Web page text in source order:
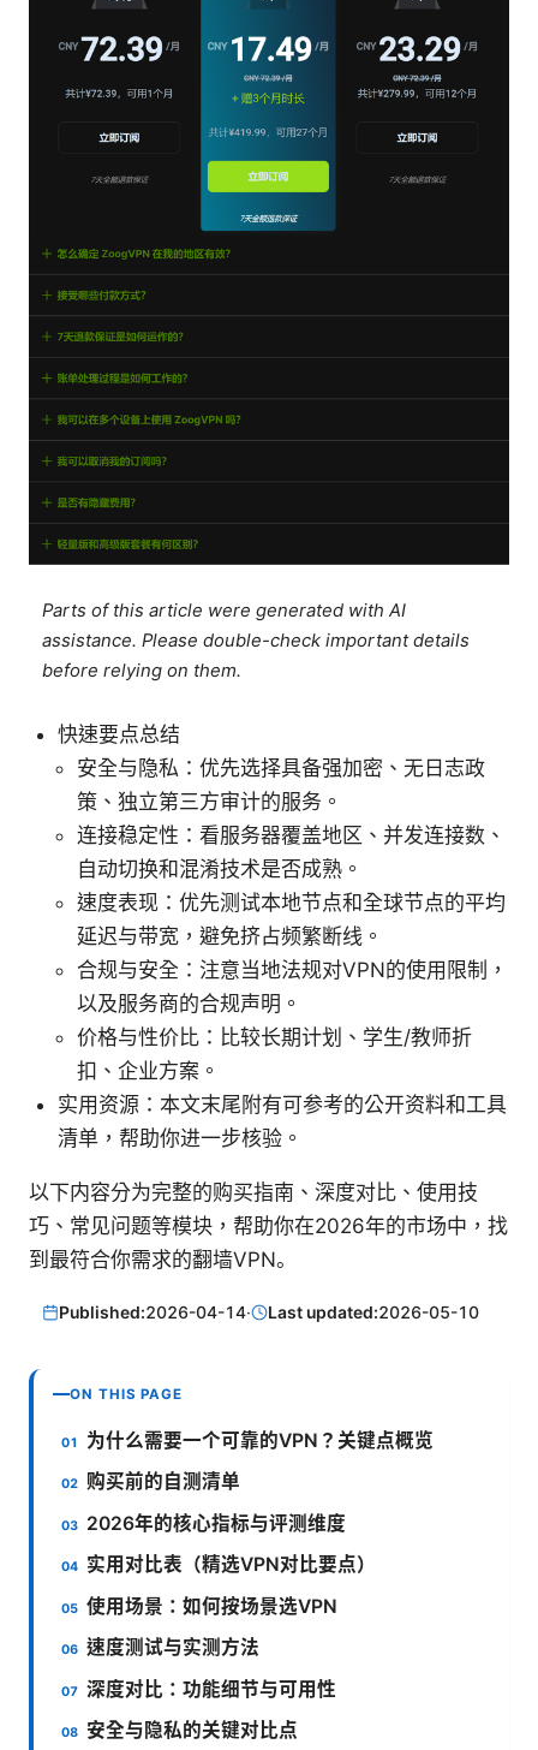
Parts of this article were generated with AI
assistance. Please double-check important details
before relying on them.
快速要点总结
安全与隐私：优先选择具备强加密、无日志政
策、独立第三方审计的服务。
连接稳定性：看服务器覆盖地区、并发连接数、
自动切换和混淆技术是否成熟。
速度表现：优先测试本地节点和全球节点的平均
延迟与带宽，避免挤占频繁断线。
合规与安全：注意当地法规对VPN的使用限制，
以及服务商的合规声明。
价格与性价比：比较长期计划、学生/教师折
扣、企业方案。
实用资源：本文末尾附有可参考的公开资料和工具
清单，帮助你进一步核验。
以下内容分为完整的购买指南、深度对比、使用技
巧、常见问题等模块，帮助你在2026年的市场中，找
到最符合你需求的翻墙VPN。
Published:2026-04-14· Last updated:2026-05-10
ON THIS PAGE
为什么需要一个可靠的VPN？关键点概览
购买前的自测清单
2026年的核心指标与评测维度
实用对比表（精选VPN对比要点）
使用场景：如何按场景选VPN
速度测试与实测方法
深度对比：功能细节与可用性
安全与隐私的关键对比点